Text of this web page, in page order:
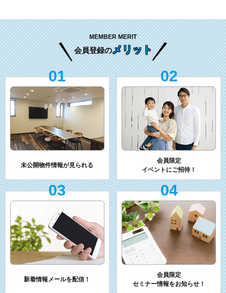
MEMBER MERIT
会員登録のメリット
01
未公開物件情報が見られる
02
会員限定
イベントにご招待！
03
新着情報メールを配信！
04
会員限定
セミナー情報をお知らせ！